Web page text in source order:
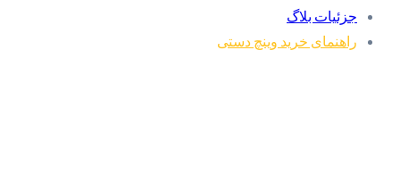
جزئیات بلاگ
راهنمای خرید وینچ دستی